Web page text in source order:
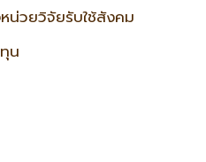
น่วยวิจัยรับใช้สังคม
น